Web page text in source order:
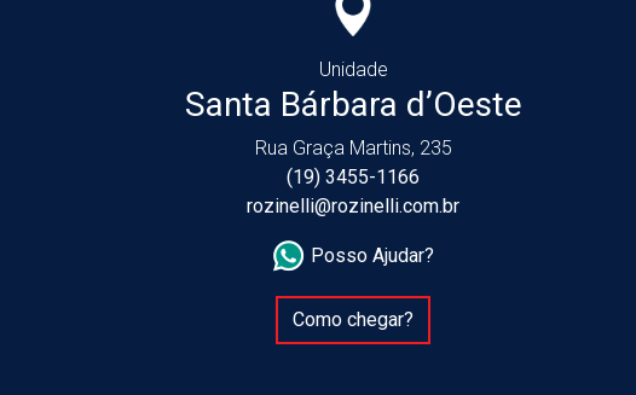
Unidade
Santa Bárbara d’Oeste
Rua Graça Martins, 235
(19) 3455-1166
rozinelli@rozinelli.com.br
Posso Ajudar?
Como chegar?